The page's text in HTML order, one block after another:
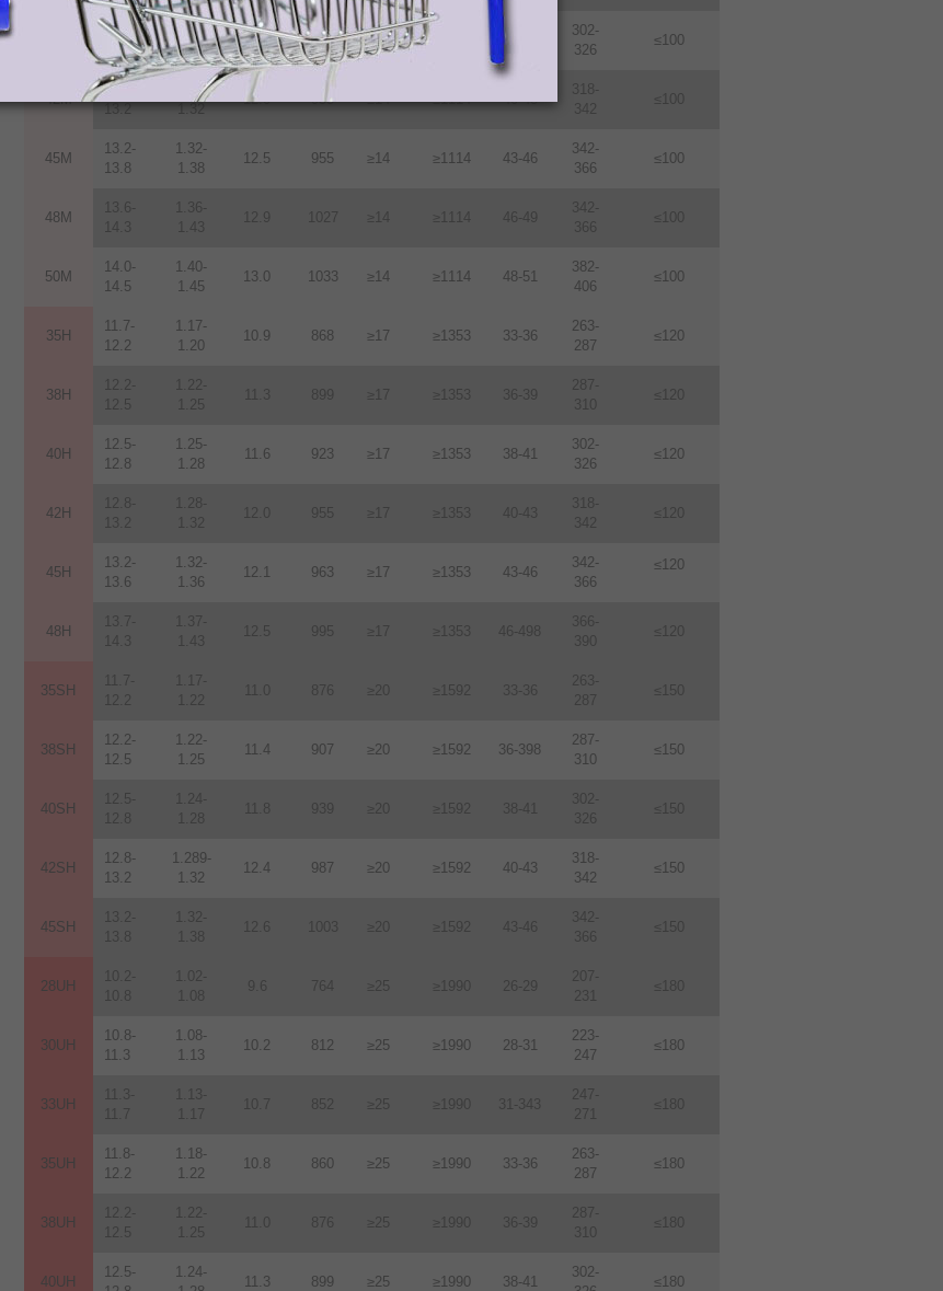
12.5-
12.8
1.25-
1.28
11.6 923 ≥14 38-410
302-
326
≤100
42M
12.8-
13.2
1.28-
1.32
12.0 955 ≥14 ≥1114 40-43
318-
342
≤100
45M
13.2-
13.8
1.32-
1.38
12.5 955 ≥14 ≥1114 43-46
342-
366
≤100
48M
13.6-
14.3
1.36-
1.43
12.9 1027 ≥14 ≥1114 46-49
342-
366
≤100
50M
14.0-
14.5
1.40-
1.45
13.0 1033 ≥14 ≥1114 48-51
382-
406
≤100
35H
11.7-
12.2
1.17-
1.20
10.9 868 ≥17 ≥1353 33-36
263-
287
≤120
38H
12.2-
12.5
1.22-
1.25
11.3 899 ≥17 ≥1353 36-39
287-
310
≤120
40H
12.5-
12.8
1.25-
1.28
11.6 923 ≥17 ≥1353 38-41
302-
326
≤120
42H
12.8-
13.2
1.28-
1.32
12 0 955 ≥17 ≥1353 40-43
318-
342
≤120
45H
13.2-
13.6
1.32-
1.36
12.1 963 ≥17 ≥1353 43-46
342-
366
≤120
48H
13.7-
14.3
1.37-
1.43
12.5 995 ≥17 ≥1353 46-498
366-
390
≤120
35SH
11.7-
12.2
1.17-
1.22
11.0 876 ≥20 ≥1592 33-36
263-
287
≤150
38SH
12.2-
12.5
1.22-
1.25
11.4 907 ≥20 ≥1592 36-398
287-
310
≤150
40SH
12.5-
12.8
1.24-
1.28
11.8 939 ≥20 ≥1592 38-41
302-
326
≤150
42SH
12.8-
13.2
1.289-
1.32
12.4 987 ≥20 ≥1592 40-43
318-
342
≤150
45SH
13.2-
13.8
1.32-
1.38
12.6 1003 ≥20 ≥1592 43-46
342-
366
≤150
28UH
10.2-
10.8
1.02-
1.08
9.6 764 ≥25 ≥1990 26-29
207-
231
≤180
30UH
10.8-
11.3
1.08-
1.13
10.2 812 ≥25 ≥1990 28-31
223-
247
≤180
33UH
11.3-
11.7
1.13-
1.17
10.7 852 ≥25 ≥1990 31-343
247-
271
≤180
35UH
11.8-
12.2
1.18-
1.22
10.8 860 ≥25 ≥1990 33-36
263-
287
≤180
38UH
12.2-
12.5
1.22-
1.25
11.0 876 ≥25 ≥1990 36-39
287-
310
≤180
40UH
12.5-
1.24-
11.3 899 ≥25 ≥1990 38-41
302-
≤180